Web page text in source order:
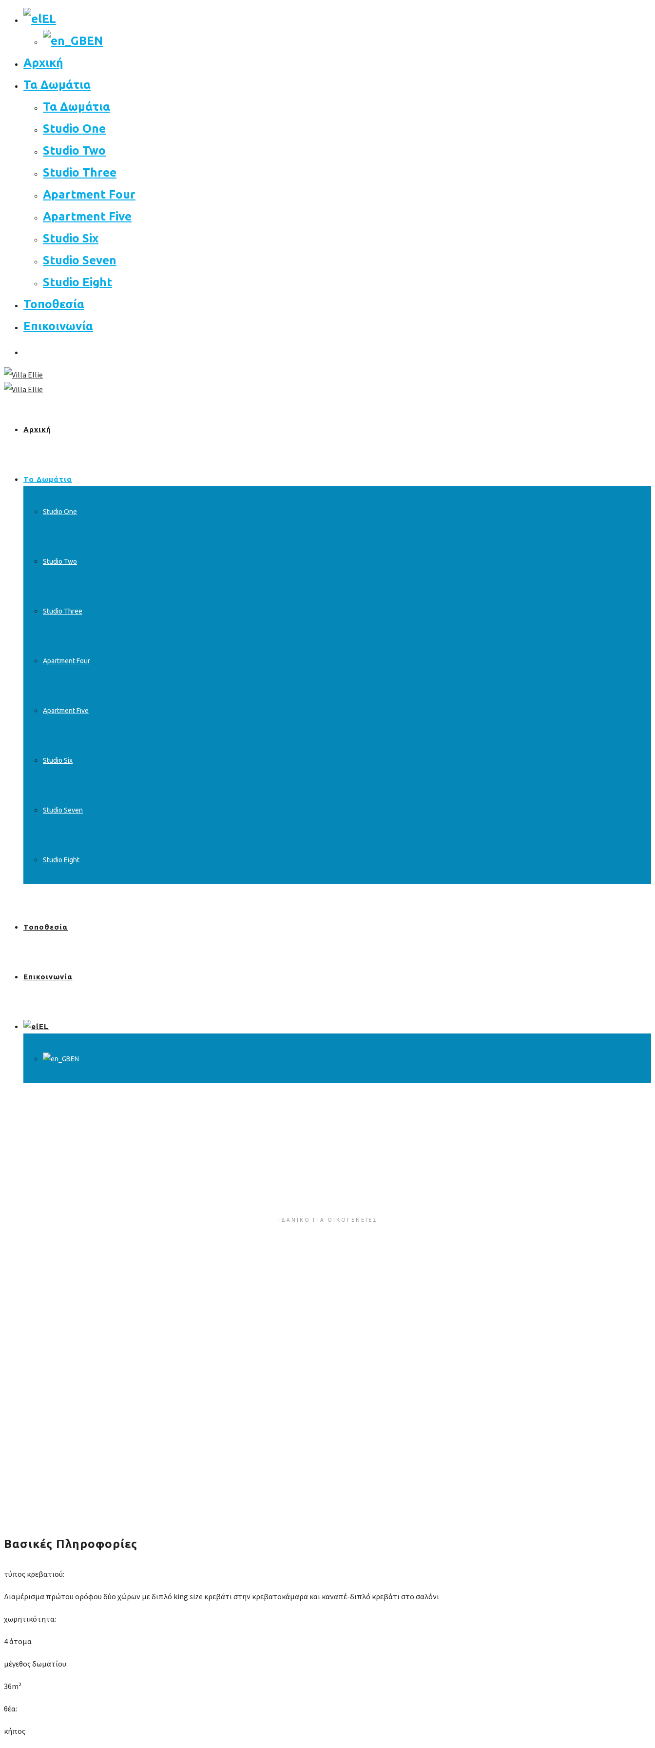
EL
EN
Αρχική
Τα Δωμάτια
Τα Δωμάτια
Studio One
Studio Two
Studio Three
Apartment Four
Apartment Five
Studio Six
Studio Seven
Studio Eight
Τοποθεσία
Επικοινωνία
Αρχική
Τα Δωμάτια
Studio One
Studio Two
Studio Three
Apartment Four
Apartment Five
Studio Six
Studio Seven
Studio Eight
Τοποθεσία
Επικοινωνία
EL
EN
ΙΔΑΝΙΚΌ ΓΙΑ ΟΙΚΟΓΈΝΕΙΕΣ
Βασικές Πληροφορίες
τύπος κρεβατιού:
Διαμέρισμα πρώτου ορόφου δύο χώρων με διπλό king size κρεβάτι στην κρεβατοκάμαρα και καναπέ-διπλό κρεβάτι στο σαλόνι
χωρητικότητα:
4 άτομα
μέγεθος δωματίου:
36m²
θέα:
κήπος